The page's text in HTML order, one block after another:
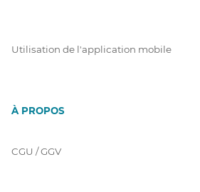
Utilisation de l'application mobile
À PROPOS
CGU / GGV